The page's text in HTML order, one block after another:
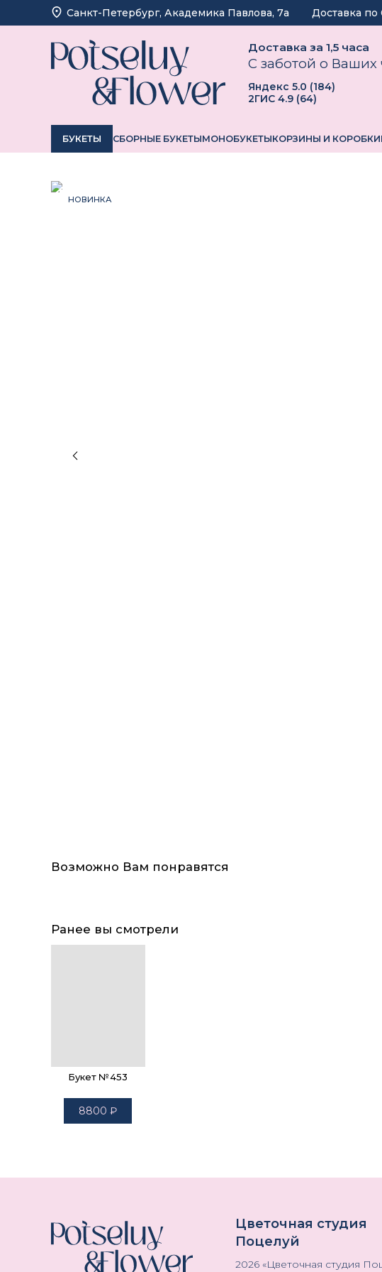
Санкт-Петербург, ​Академика Павлова, 7а Доставка
Доставка за 1,5 часа
С заботой о Ваших
Яндекс 5.0 (184)
2ГИС 4.9 (64)
БУКЕТЫ СБОРНЫЕ БУКЕТЫМОНОБУКЕТЫКОРЗИНЫ И КОРОБКИ
НОВИНКА
Возможно Вам понравятся
Ранее вы смотрели
Букет №453
8800 ₽
Цветочная студия
Поцелуй
2026 «Цветочная студия